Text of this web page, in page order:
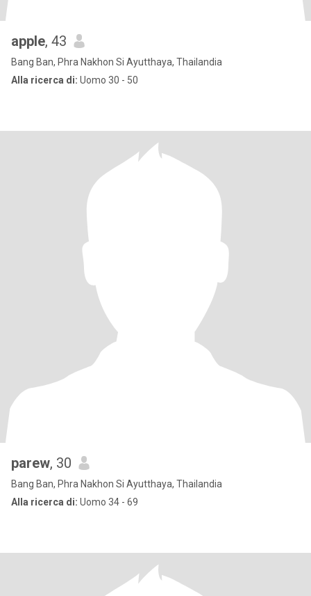
apple, 43
Bang Ban, Phra Nakhon Si Ayutthaya, Thailandia
Alla ricerca di: Uomo 30 - 50
parew, 30
Bang Ban, Phra Nakhon Si Ayutthaya, Thailandia
Alla ricerca di: Uomo 34 - 69